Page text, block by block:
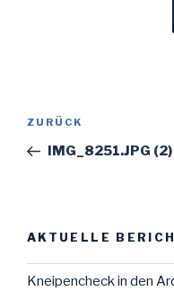
Beitragsnavigation
Vorheriger
Beitrag
ZURÜCK
IMG_8251.JPG (2)
AKTUELLE
Kneipencheck in den